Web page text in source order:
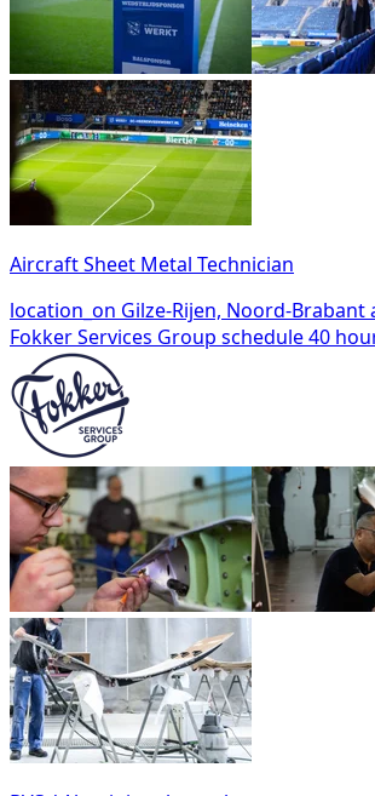
Aircraft Sheet Metal Technician
location_on Gilze-Rijen, Noord-Brabant
Fokker Services Group schedule40